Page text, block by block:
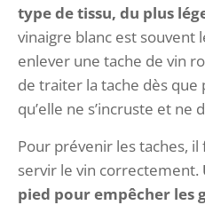
type de tissu, du plus
vinaigre blanc est
enlever une tache de vin
de traiter la tache dès que
qu’elle ne s’incruste et
Pour prévenir les taches,
servir le vin correctement.
pied pour empêcher les